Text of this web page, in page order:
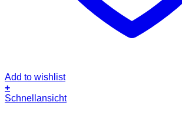
Add to wishlist
+
Schnellansicht